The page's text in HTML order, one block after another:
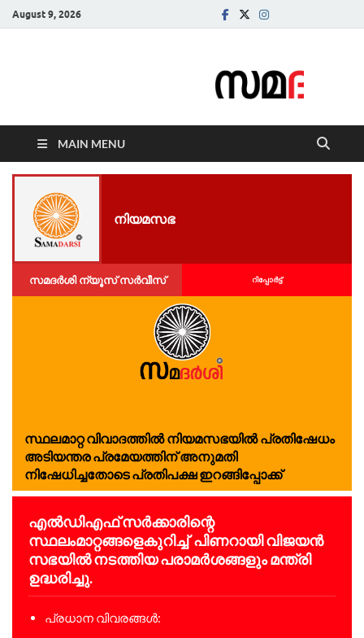
August 9, 2026
MAIN MENU
നിയമസഭ
സമദർശി ന്യൂസ് സർവീസ് റിപ്പോര്‍ട്ട്
സ്ഥലമാറ്റ വിവാദത്തിൽ നിയമസഭയിൽ പ്രതിഷേധം
അടിയന്തര പ്രമേയത്തിന് അനുമതി
നിഷേധിച്ചതോടെ പ്രതിപക്ഷ ഇറങ്ങിപ്പോക്ക്
എൽഡിഎഫ് സർക്കാരിന്റെ
സ്ഥലംമാറ്റങ്ങളെകുറിച്ച് പിണറായി വിജയൻ
സഭയിൽ നടത്തിയ പരാമർശങ്ങളും മന്ത്രി
ഉദ്ധരിച്ചു.
പ്രധാന വിവരങ്ങൾ: